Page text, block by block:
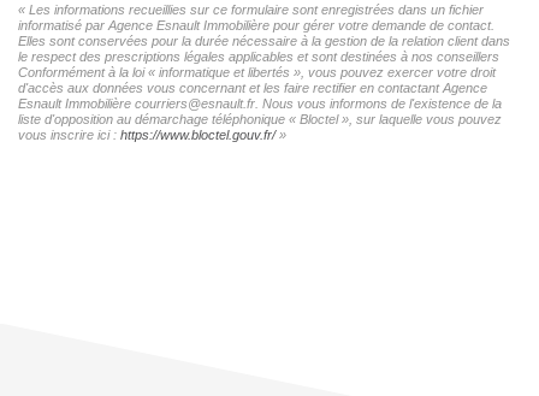
« Les informations recueillies sur ce formulaire sont enregistrées dans un fichier
informatisé par Agence Esnault Immobilière pour gérer votre demande de contact.
Elles sont conservées pour la durée nécessaire à la gestion de la relation client dans
le respect des prescriptions légales applicables et sont destinées à nos conseillers
Conformément à la loi « informatique et libertés », vous pouvez exercer votre droit
d'accès aux données vous concernant et les faire rectifier en contactant Agence
Esnault Immobilière courriers@esnault.fr. Nous vous informons de l'existence de la
liste d'opposition au démarchage téléphonique « Bloctel », sur laquelle vous pouvez
vous inscrire ici : https://www.bloctel.gouv.fr/»